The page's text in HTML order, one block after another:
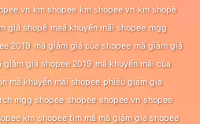
km shopee km shopee vn km shopê
giá shopê maã khuyến mãi shopee mgg
2019 mã giảm giá của shopee mã giảm giá
giảm giá shopee 2019 mã khuyến mãi của
mã khuyến mãi shopee phiếu giảm giá
mgg shopee shopee shopee.vn shopee
km shopee tìm mã mã giảm giá shopee